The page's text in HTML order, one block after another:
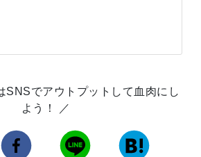
SNSでアウトプットして血肉にし
よう！